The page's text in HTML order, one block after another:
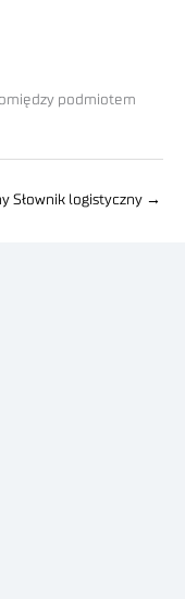
podmiotem
Słownik logistyczny →